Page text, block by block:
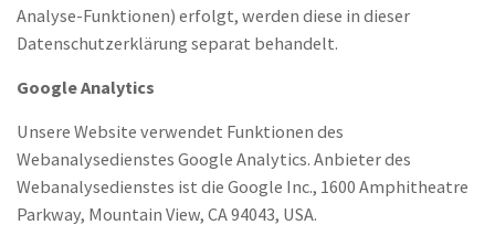
Analyse-Funktionen) erfolgt, werden diese in dieser
Datenschutzerklärung separat behandelt.
Google Analytics
Unsere Website verwendet Funktionen des
Webanalysedienstes Google Analytics. Anbieter des
Webanalysedienstes ist die Google Inc., 1600 Amphitheatre
Parkway, Mountain View, CA 94043, USA.